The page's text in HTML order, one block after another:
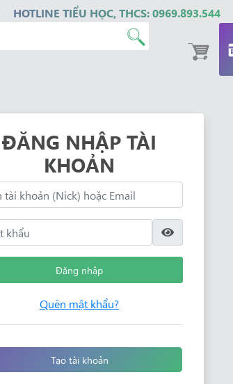
HOTLINE TIỂU HỌC, THCS: 0969.893.544
ĐĂNG NHẬP TÀI
KHOẢN
Đăng nhập
Quên mật khẩu?
Tạo tài khoản